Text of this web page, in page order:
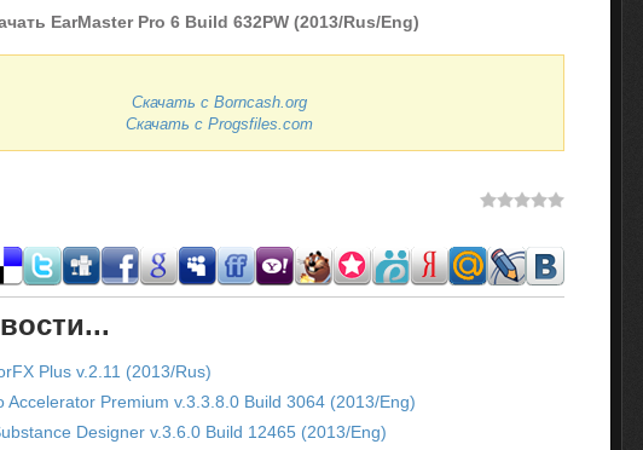
EarMaster Pro 6 Build 632PW (2013/Rus/Eng)
Скачать с Borncash.org
Скачать с Progsfiles.com
Plus v.2.11 (2013/Rus)
Accelerator Premium v.3.3.8.0 Build 3064 (2013/Eng)
Designer v.3.6.0 Build 12465 (2013/Eng)